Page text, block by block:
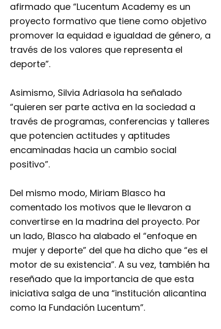
afirmado que “Lucentum Academy es un
proyecto formativo que tiene como objetivo
promover la equidad e igualdad de género, a
través de los valores que representa el
deporte”.
Asimismo, Silvia Adriasola ha señalado
“quieren ser parte activa en la sociedad a
través de programas, conferencias y talleres
que potencien actitudes y aptitudes
encaminadas hacia un cambio social
positivo”.
Del mismo modo, Miriam Blasco ha
comentado los motivos que le llevaron a
convertirse en la madrina del proyecto. Por
un lado, Blasco ha alabado el “enfoque en
mujer y deporte” del que ha dicho que “es el
motor de su existencia”. A su vez, también ha
reseñado que la importancia de que esta
iniciativa salga de una “institución alicantina
como la Fundación Lucentum”.